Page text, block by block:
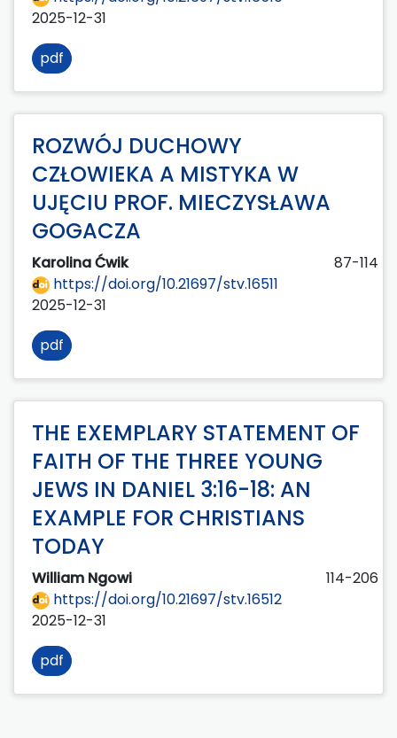
2025-12-31
pdf
ROZWÓJ DUCHOWY
CZŁOWIEKA A MISTYKA W
UJĘCIU PROF. MIECZYSŁAWA
GOGACZA
Karolina Ćwik
87-114
https://doi.org/10.21697/stv.16511
2025-12-31
pdf
THE EXEMPLARY STATEMENT OF
FAITH OF THE THREE YOUNG
JEWS IN DANIEL 3:16-18: AN
EXAMPLE FOR CHRISTIANS
TODAY
William Ngowi
114-206
https://doi.org/10.21697/stv.16512
2025-12-31
pdf